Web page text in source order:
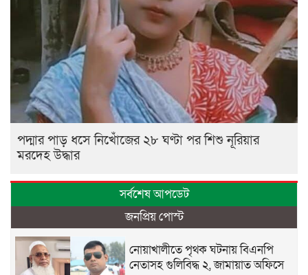
পদ্মার পাড় ধসে নিখোঁজের ২৮ ঘণ্টা পর শিশু নূরিয়ার
মরদেহ উদ্ধার
সর্বশেষ আপডেট
জনপ্রিয় পোস্ট
নোয়াখালীতে পৃথক ঘটনায় বিএনপি
নেতাসহ গুলিবিদ্ধ ২, জামায়াত অফিসে